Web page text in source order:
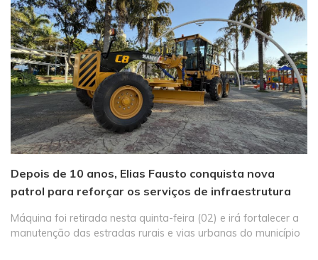
Depois de 10 anos, Elias Fausto conquista nova
patrol para reforçar os serviços de infraestrutura
Máquina foi retirada nesta quinta-feira (02) e irá fortalecer a
manutenção das estradas rurais e vias urbanas do município